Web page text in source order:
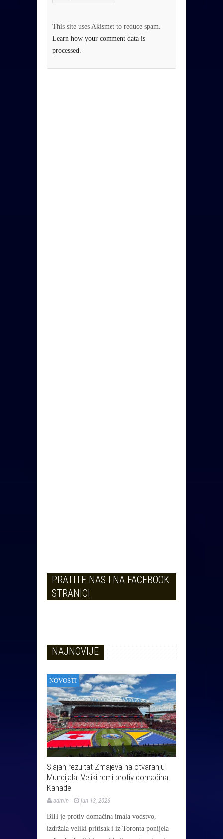
This site uses Akismet to reduce spam.
Learn how your comment data is
processed.
PRATITE NAS I NA FACEBOOK
STRANICI
NAJNOVIJE
NOVOSTI
Sjajan rezultat Zmajeva na otvaranju
Mundijala: Veliki remi protiv domaćina
Kanade
admin jun 13, 2026
BiH je protiv domaćina imala vodstvo,
izdržala veliki pritisak i iz Toronta ponijela